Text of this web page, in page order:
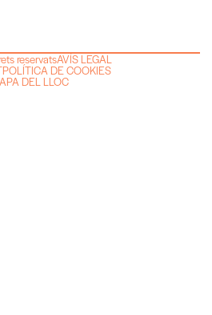
reservatsAVÍS LEGAL
POLÍTICA DE COOKIES
DEL LLOC